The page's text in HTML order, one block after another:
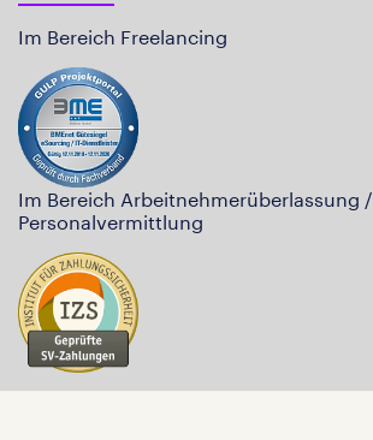
Im Bereich Freelancing
Im Bereich Arbeitnehmerüberlassung /
Personalvermittlung